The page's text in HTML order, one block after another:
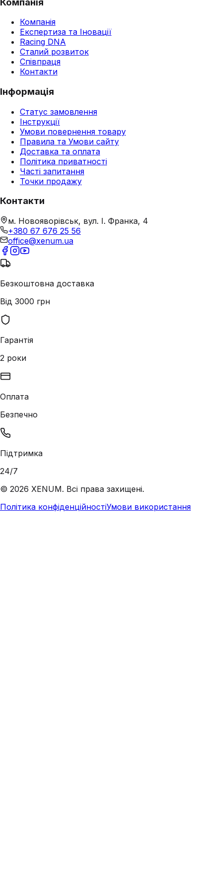
Компанія
Експертиза та Іновації
Racing DNA
Сталий розвиток
Співпраця
Контакти
Інформація
Статус замовлення
Інструкції
Умови повернення товару
Правила та Умови сайту
Доставка та оплата
Політика приватності
Часті запитання
Точки продажу
Контакти
м. Новояворівськ, вул. І. Франка, 4
+380 67 676 25 56
office@xenum.ua
Безкоштовна доставка
Від 3000 грн
Гарантія
2 роки
Оплата
Безпечно
Підтримка
24/7
© 2026 XENUM. Всі права захищені.
Політика конфіденційностіУмови використання